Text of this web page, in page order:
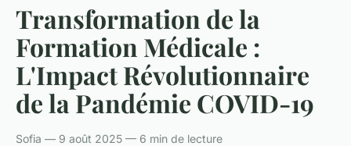
Transformation de la
Formation Médicale :
L'Impact Révolutionnaire
de la Pandémie COVID-19
Sofia — 9 août 2025 — 6 min de lecture